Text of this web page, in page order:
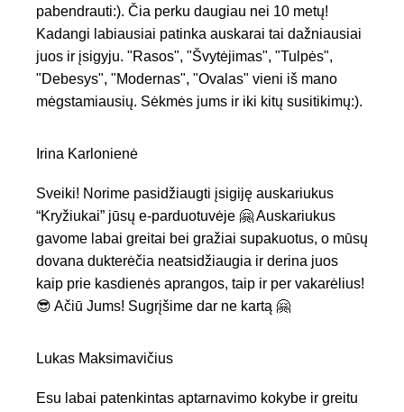
pabendrauti:). Čia perku daugiau nei 10 metų!
Kadangi labiausiai patinka auskarai tai dažniausiai
juos ir įsigyju. "Rasos", "Švytėjimas", "Tulpės",
"Debesys", "Modernas", "Ovalas" vieni iš mano
mėgstamiausių. Sėkmės jums ir iki kitų susitikimų:).
Irina Karlonienė
Sveiki! Norime pasidžiaugti įsigiję auskariukus
“Kryžiukai” jūsų e-parduotuvėje 🤗 Auskariukus
gavome labai greitai bei gražiai supakuotus, o mūsų
dovana dukterėčia neatsidžiaugia ir derina juos
kaip prie kasdienės aprangos, taip ir per vakarėlius!
😎 Ačiū Jums! Sugrįšime dar ne kartą 🤗
Lukas Maksimavičius
Esu labai patenkintas aptarnavimo kokybe ir greitu